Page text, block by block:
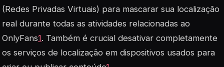
(Redes Privadas Virtuais) para mascarar sua localização
real durante todas as atividades relacionadas ao
OnlyFans1. Também é crucial desativar completamente
os serviços de localização em dispositivos usados para